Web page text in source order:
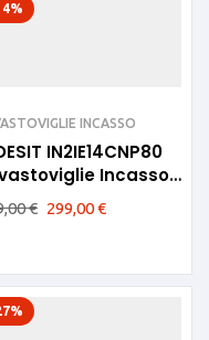
INCASSO
IN2IE14CNP80
Incasso
E 14 coperti
€ 299,00€